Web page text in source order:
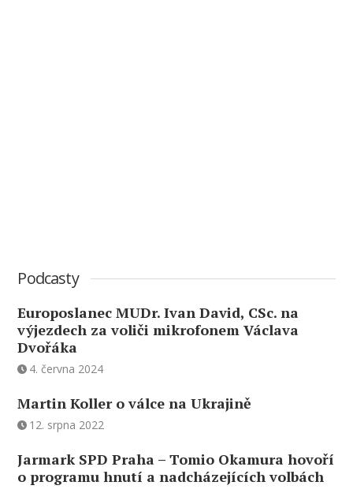
Podcasty
Europoslanec MUDr. Ivan David, CSc. na
výjezdech za voliči mikrofonem Václava
Dvořáka
4. června 2024
Martin Koller o válce na Ukrajině
12. srpna 2022
Jarmark SPD Praha – Tomio Okamura hovoří
o programu hnutí a nadcházejících volbách